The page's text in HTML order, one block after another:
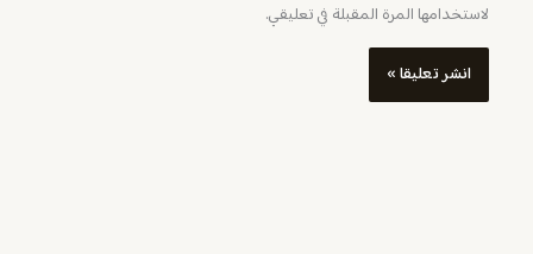
لاستخدامها المرة المقبلة في تعليقي.